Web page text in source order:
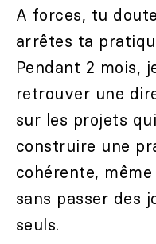
A forces, tu
arrêtes ta
Pendant 2 mois,
retrouver une
sur les projets
construire une
cohérente,
sans passer des
seuls.